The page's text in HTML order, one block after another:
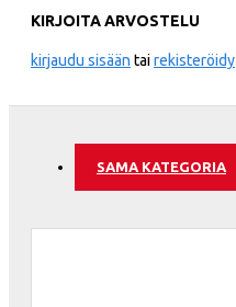
KIRJOITA ARVOSTELU
kirjaudu sisään tairekisteröidy
SAMA KATEGORIA